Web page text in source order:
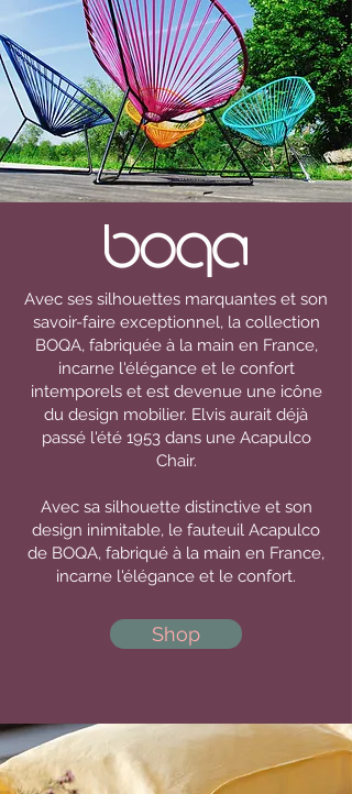
Avec ses silhouettes marquantes et son
savoir-faire exceptionnel, la collection
BOQA, fabriquée à la main en France,
incarne l'élégance et le confort
intemporels et est devenue une icône
du design mobilier. Elvis aurait déjà
passé l'été 1953 dans une Acapulco
Chair.
Avec sa silhouette distinctive et son
design inimitable, le fauteuil Acapulco
de BOQA, fabriqué à la main en France,
incarne l'élégance et le confort.
Shop